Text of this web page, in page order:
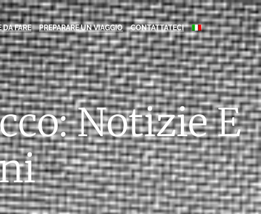
DA FARE PREPARARE UN VIAGGIO CONTATTATECI
Notizie E